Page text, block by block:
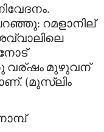
.
: റമളാനില്
വര്ഷം മുഴുവന്
. (മുസ്ലിം